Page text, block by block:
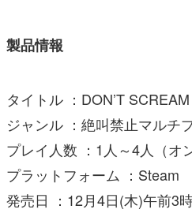
製品情報
タイトル ：DON’T
ジャンル ：絶叫禁止マルチ
プレイ人数 ：1人～4人（オ
プラットフォーム ：Steam
発売日 ：12月4日(木)午前3